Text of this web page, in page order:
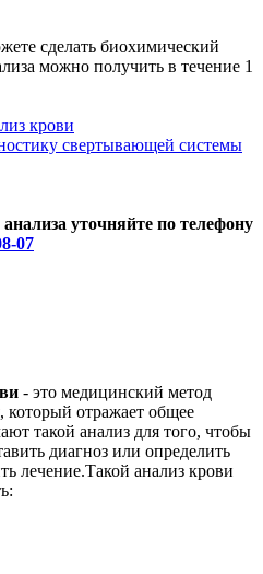
сделать биохимический
можно получить в течение 1
крови
свертывающей системы
уточняйте по телефону
07
- это медицинский метод
который отражает общее
такой анализ для того, чтобы
диагноз или определить
лечение.Такой анализ крови